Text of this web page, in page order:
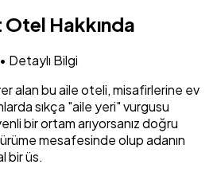
Hakkında
Detaylı Bilgi
alan bu aile oteli, misafirlerine ev
sıkça "aile yeri" vurgusu
bir ortam arıyorsanız doğru
mesafesinde olup adanın
bir üs.